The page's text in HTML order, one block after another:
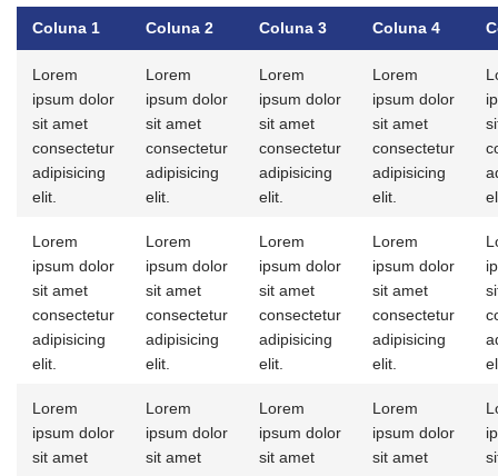
Coluna 1 Coluna 2 Coluna 3 Coluna 4
Lorem
ipsum dolor
sit amet
consectetur
adipisicing
elit.
Lorem
ipsum dolor
sit amet
consectetur
adipisicing
elit.
Lorem
ipsum dolor
sit amet
consectetur
adipisicing
elit.
Lorem
ipsum dolor
sit amet
consectetur
adipisicing
elit.
Lorem
ipsum dolor
sit amet
consectetur
adipisicing
elit.
Lorem
ipsum dolor
sit amet
consectetur
adipisicing
elit.
Lorem
ipsum dolor
sit amet
consectetur
adipisicing
elit.
Lorem
ipsum dolor
sit amet
consectetur
adipisicing
elit.
Lorem
ipsum dolor
sit amet
Lorem
ipsum dolor
sit amet
Lorem
ipsum dolor
sit amet
Lorem
ipsum dolor
sit amet